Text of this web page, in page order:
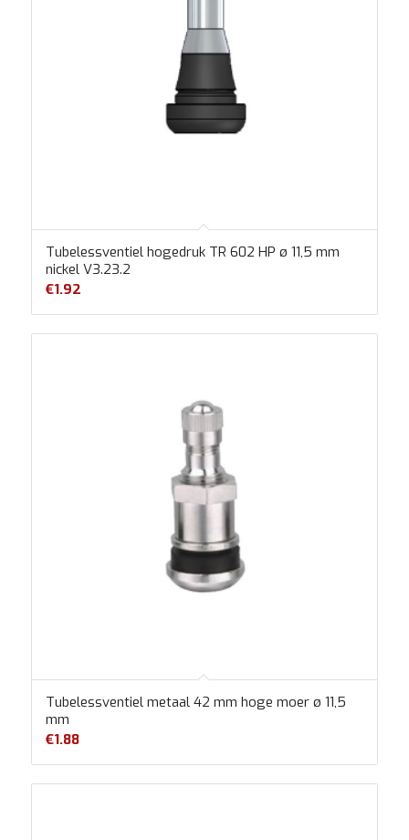
Tubelessventiel hogedruk TR 602 HP ø 11,5 mm
nickel V3.23.2
€1.92
Tubelessventiel metaal 42 mm hoge moer ø 11,5
mm
€1.88